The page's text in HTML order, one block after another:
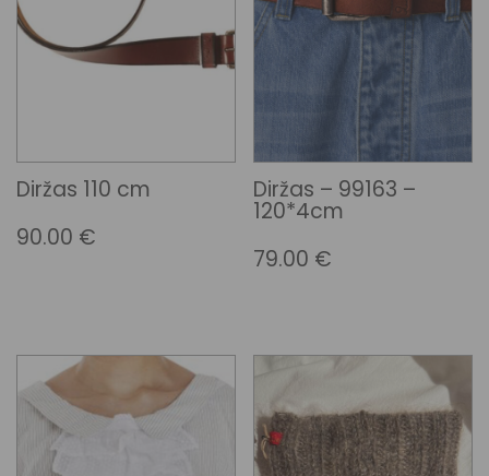
Diržas 110 cm
90.00 €
Diržas – 99163 –
120*4cm
79.00 €